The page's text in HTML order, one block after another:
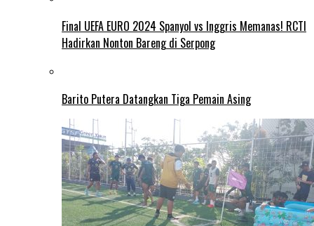
Final UEFA EURO 2024 Spanyol vs Inggris Memanas! RCTI
Hadirkan Nonton Bareng di Serpong
Barito Putera Datangkan Tiga Pemain Asing